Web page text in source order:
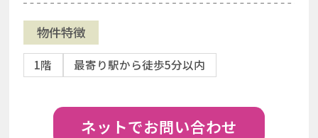
物件特徴
1階 最寄り駅から徒歩5分以内
ネットでお問い合わせ